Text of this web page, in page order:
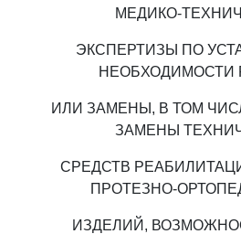
МЕДИКО-
ЭКСПЕРТИЗЫ ПО
НЕОБХОДИМОСТИ
ИЛИ ЗАМЕНЫ, В ТОМ
ЗАМЕНЫ
СРЕДСТВ
ПРОТЕЗНО-
ИЗДЕЛИЙ,